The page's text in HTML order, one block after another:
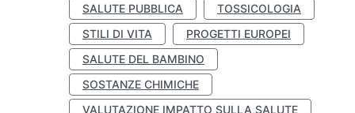
SALUTE PUBBLICA
TOSSICOLOGIA
STILI DI VITA
PROGETTI EUROPEI
SALUTE DEL BAMBINO
SOSTANZE CHIMICHE
VALUTAZIONE IMPATTO SULLA SALUTE